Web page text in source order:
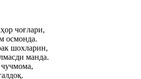
чоғлари,
осмонда.
шохларин,
манда.